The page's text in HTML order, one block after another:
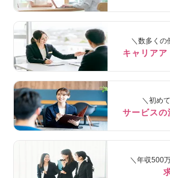
＼数多くの
キャリア
＼初め
サービス
＼年収500